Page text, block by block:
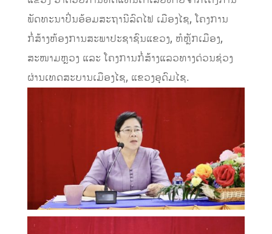
ພັດທະນາປິ່ນອ້ອມສະຖານີລົດໄຟ ເມືອງໄຊ, ໂຄງການ
ກໍ່ສ້າງຫ້ອງການສະພາປະຊາຊົນແຂວງ, ຫໍຫຼັກເມືອງ,
ສະໜາມຫຼວງ ແລະ ໂຄງການກໍ່ສ້າງແລວທາງດ່ວນຊ່ວງ
ຜ່ານເທດສະບານເມືອງໄຊ, ແຂວງອຸດົມໄຊ.